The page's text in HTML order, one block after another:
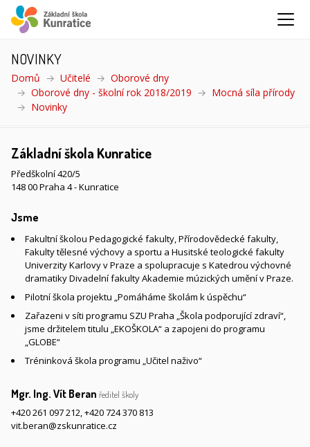
NOVINKY
Domů Učitelé
Oborové dny
Oborové dny - školní rok 2018/2019
Mocná síla přírody
Novinky
Základní škola Kunratice
Předškolní 420/5
148 00 Praha 4 - Kunratice
Jsme
Fakultní školou Pedagogické fakulty, Přírodovědecké fakulty,
Fakulty tělesné výchovy a sportu a Husitské teologické fakulty
Univerzity Karlovy v Praze a spolupracuje s Katedrou výchovné
dramatiky Divadelní fakulty Akademie múzických umění v Praze.
Pilotní škola projektu „Pomáháme školám k úspěchu“
Zařazeni v síti programu SZU Praha „Škola podporující zdraví“,
jsme držitelem titulu „EKOŠKOLA“ a zapojeni do programu
„GLOBE“
Tréninková škola programu „Učitel naživo“
Mgr. Ing. Vít Beran ředitel školy
+420 261 097 212,+420 724 370 813
vit.beran@zskunratice.cz